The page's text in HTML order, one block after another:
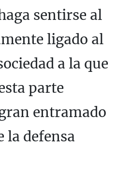
sentirse al
ligado al
a la que
parte
entramado
la defensa